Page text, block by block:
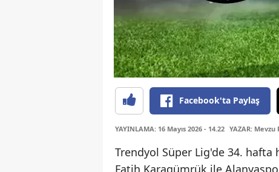
Facebook'ta Paylaş
YAYINLAMA: 16 Mayıs 2026 - 14.22 YAZAR: Mevzu
Trendyol Süper Lig'de 34. hafta
Fatih Karagümrük ile